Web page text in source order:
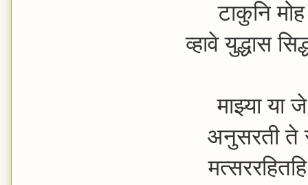
टाकुनि
व्हावे युद्धास
माझ्या या जे
अनुसरती ते